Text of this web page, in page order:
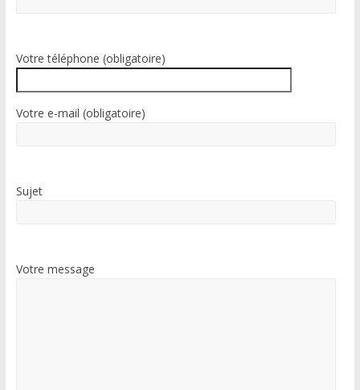
Votre téléphone (obligatoire)
Votre e-mail (obligatoire)
Sujet
Votre message